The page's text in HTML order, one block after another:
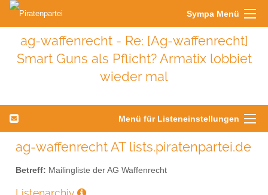
Sympa Menü
ag-waffenrecht - Re: [Ag-waffenrecht]
Smart Guns als Pflicht? Armatix lobbiet
wieder mal
Menü für Listeneinstellungen
ag-waffenrecht AT lists.piratenpartei.de
Betreff: Mailingliste der AG Waffenrecht